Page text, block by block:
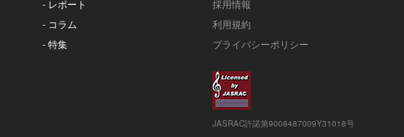
- レポート
- コラム
- 特集
採用情報
利用規約
プライバシーポリシー
JASRAC許諾第9008487009Y31018号